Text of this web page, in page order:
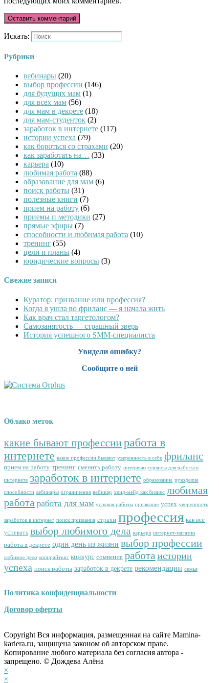
Искать:
Рубрики
вебинары (20)
выбор профессии (146)
для будущих мам (1)
для всех мам (56)
для мам в декрете (18)
для мам-студенток (2)
заработок в интернете (117)
истории успеха (79)
как бороться со страхами (20)
как заработать на… (33)
карьера (10)
любимая работа (88)
образование для мам (6)
поиск работы (31)
полезные книги (7)
прием на работу (6)
приемы и методики (27)
прямые эфиры (7)
способности и любимая работа (10)
тренинг (55)
цели и планы (4)
юридические вопросы (3)
Свежие записи
Куратор: призвание или профессия?
Когда я ушла во фриланс — я начала жить
Как врач стал таргетологом?
Cамозанятость — страшный зверь
История успешного SMM-специалиста
Увидели ошибку?
Сообщите о ней
Облако меток
какие бывают профессииработа в
интернете какие профессии бывают уверенность в себе фриланс
прием на работу тренинг сменить работу интервью сервисы для работы в
интернете заработок в интернете образование рукоделие
способности вебинары ограничения вебинар хенд-мейд как бизнес любимая
работа работа для мам условия работы призвание успех уверенность
заработок в интернет поиск призвания страхи профессия как все
успевать выбор любимого дела карьера интернет-магазин
работа в декрете один день из жизни выбор профессии
любимое дело копирайтинг конкурс сомнения работаистории
успеха поиск работы заработок в декрете рекомендации семья
Политика конфиденциальности
Договор оферты
Copyright Вся информация, размещенная на сайте Mamina-
kariera.ru, защищена законом об авторском праве.
Копирование любого материала без согласия автора -
запрещено. © Дождева Алёна
×
×